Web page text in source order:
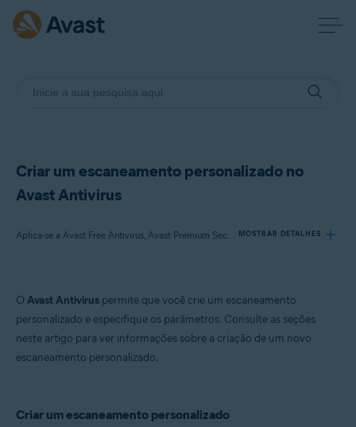
Criar um escaneamento personalizado no
Avast Antivirus
Aplica-se a Avast Free Antivirus, Avast Premium Security MOSTRAR DETALHES
Produtos:
Avast Free Antivirus
Sistemas operacionais:
O Avast Antivirus permite que você crie um escaneamento
personalizado e especifique os parâmetros. Consulte as seções
neste artigo para ver informações sobre a criação de um novo
escaneamento personalizado.
Criar um escaneamento personalizado